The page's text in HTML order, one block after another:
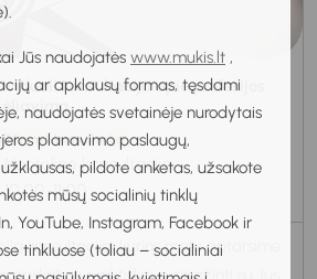
Jūs naudojatės www.mukis.lt ,
ar apklausų formas, tęsdami
naudojatės svetainėje nurodytais
planavimo paslaugų,
pildote anketas, užsakote
mūsų socialinių tinklų
YouTube, Instagram, Facebook ir
tinkluose (toliau – socialiniai
konsultacija apie profesijos
konsultacija
Nuotolinė konsultacija
10:00-11:00
konsultaciją, kurios metu aptarsime
apskrityje praktiškai susipažinti su Jus